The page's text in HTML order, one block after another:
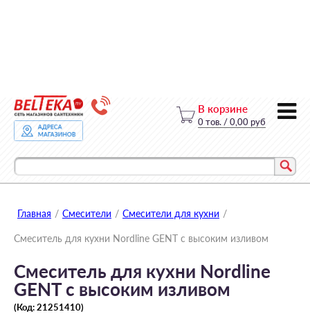
В корзине
Главная / Смесители / Смесители для кухни /
Смеситель для кухни Nordline GENT с высоким изливом
Смеситель для кухни Nordline
GENT с высоким изливом
(Код:21251410)